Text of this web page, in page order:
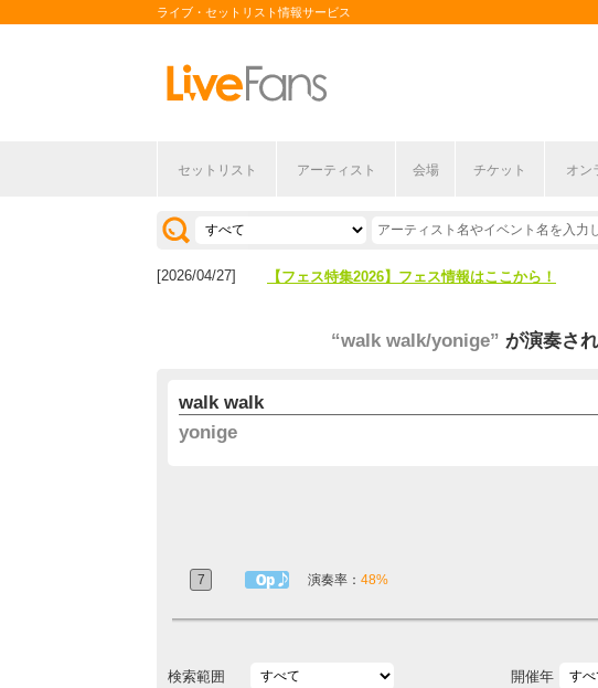
ライブ・セットリスト情報サービス
セットリスト アーティスト 会場 チケット オン
[2026/07/28] 【ライブ動員ランキング】2026年上半期編発表！
[2026/04/27] 【フェス特集2026】フェス情報はここから！
“walk walk/yonige” が演奏さ
walk walk
yonige
7 1曲目定番
演奏率： 48%
検索範囲 開催年